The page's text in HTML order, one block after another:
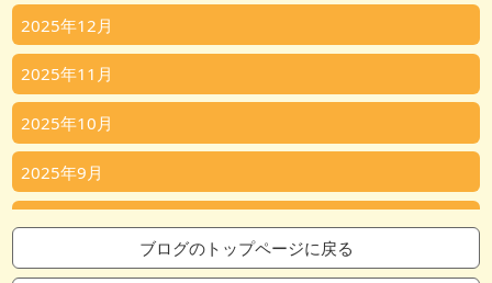
2025年12月
2025年11月
2025年10月
2025年9月
2025年7月
ブログのトップページに戻る